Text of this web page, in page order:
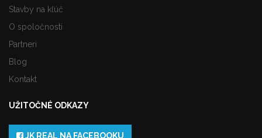
Stavby na kľúč
O spoločnosti
Partneri
Blog
Kontakt
UŽITOČNÉ ODKAZY
JK REAL NA FACEBOOKU